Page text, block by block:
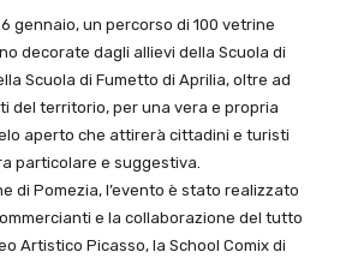
gennaio, un percorso di 100 vetrine
decorate dagli allievi della Scuola di
Scuola di Fumetto di Aprilia, oltre ad
del territorio, per una vera e propria
aperto che attirerà cittadini e turisti
particolare e suggestiva.
di Pomezia, l’evento è stato realizzato
e la collaborazione del tutto
Artistico Picasso, la School Comix di